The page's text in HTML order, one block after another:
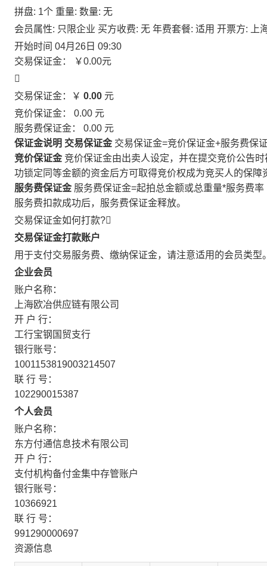
拼盘: 1个 重量: 数量: 无
会员属性: 只限企业 买方收费: 无 年费套餐: 适用 开票方: 上
开始时间 04月26日 09:30
交易保证金：
￥0.00元

交易保证金：￥ 0.00 元
竞价保证金： 0.00 元
服务费保证金： 0.00 元
保证金说明 交易保证金 交易保证金=竞价保证金+服务费保
竞价保证金 竞价保证金由出卖人设定，并在提交竞价公告
功锁定同等金额的资金后方可取得竞价权成为竞买人的保障
服务费保证金 服务费保证金=起拍总金额或总重量*服务费率
服务费扣款成功后，服务费保证金释放。
交易保证金如何打款?
交易保证金打款账户
用于支付交易服务费、缴纳保证金，请注意适用的会员类型
企业会员
账户名称：
上海欧冶供应链有限公司
开 户 行：
工行宝钢国贸支行
银行账号：
1001153819003214507
联 行 号：
102290015387
个人会员
账户名称：
东方付通信息技术有限公司
开 户 行：
支付机构备付金集中存管账户
银行账号：
10366921
联 行 号：
991290000697
资源信息